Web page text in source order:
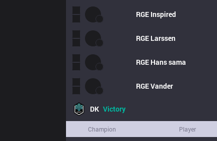
RGE Inspired
RGE Larssen
RGE Hans sama
RGEVander
DK Victory
Champion Player